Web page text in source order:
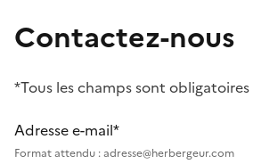
Contactez-nous
*Tous les champs sont obligatoires
Adresse e-mail*
Format attendu : adresse@herbergeur.com